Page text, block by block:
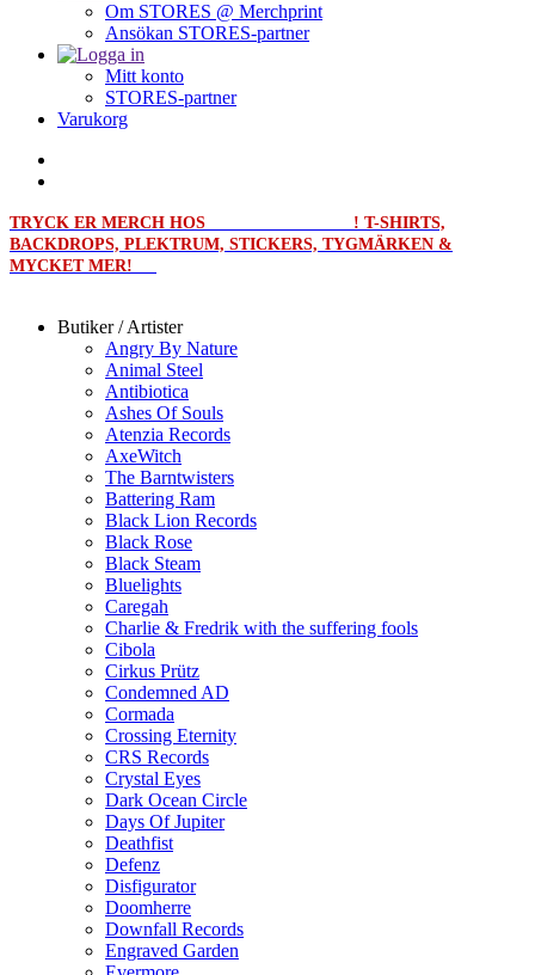
Om STORES @ Merchprint
Ansökan STORES-partner
Mitt konto
STORES-partner
Varukorg
TRYCK ER MERCH HOS
! T-SHIRTS,
BACKDROPS, PLEKTRUM, STICKERS, TYGMÄRKEN &
MYCKET MER!
Butiker / Artister
Angry By Nature
Animal Steel
Antibiotica
Ashes Of Souls
Atenzia Records
AxeWitch
The Barntwisters
Battering Ram
Black Lion Records
Black Rose
Black Steam
Bluelights
Caregah
Charlie & Fredrik with the suffering fools
Cibola
Cirkus Prütz
Condemned AD
Cormada
Crossing Eternity
CRS Records
Crystal Eyes
Dark Ocean Circle
Days Of Jupiter
Deathfist
Defenz
Disfigurator
Doomherre
Downfall Records
Engraved Garden